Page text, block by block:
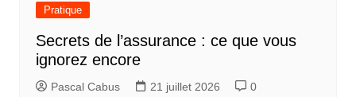
Pratique
Secrets de l’assurance : ce que vous
ignorez encore
Pascal Cabus 21 juillet 2026 0